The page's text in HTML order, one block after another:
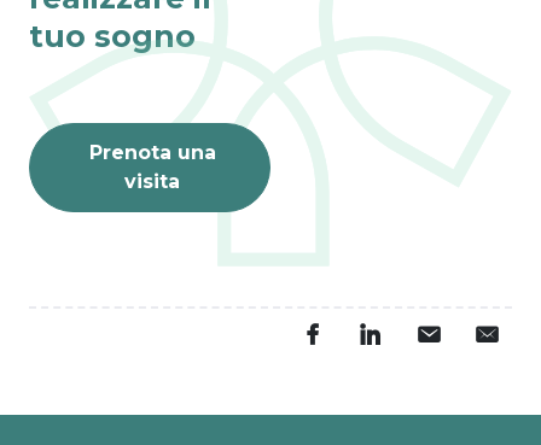
tuo sogno
Prenota una
visita